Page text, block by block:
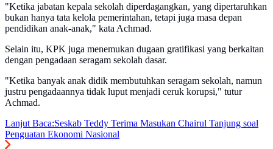
"Ketika jabatan kepala sekolah diperdagangkan, yang dipertaruhkan
bukan hanya tata kelola pemerintahan, tetapi juga masa depan
pendidikan anak-anak," kata Achmad.
Selain itu, KPK juga menemukan dugaan gratifikasi yang berkaitan
dengan pengadaan seragam sekolah dasar.
"Ketika banyak anak didik membutuhkan seragam sekolah, namun
justru pengadaannya tidak luput menjadi ceruk korupsi," tutur
Achmad.
Lanjut Baca:Seskab Teddy Terima Masukan Chairul Tanjung soal
Penguatan Ekonomi Nasional